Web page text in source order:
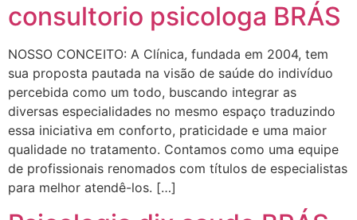
consultorio psicologa BRÁS
NOSSO CONCEITO: A Clínica, fundada em 2004, tem
sua proposta pautada na visão de saúde do indivíduo
percebida como um todo, buscando integrar as
diversas especialidades no mesmo espaço traduzindo
essa iniciativa em conforto, praticidade e uma maior
qualidade no tratamento. Contamos como uma equipe
de profissionais renomados com títulos de especialistas
para melhor atendê-los. […]